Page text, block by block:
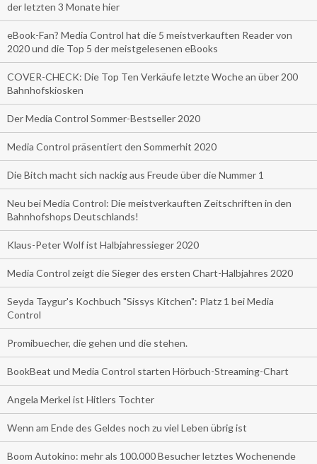
der letzten 3 Monate hier
eBook-Fan? Media Control hat die 5 meistverkauften Reader von
2020 und die Top 5 der meistgelesenen eBooks
COVER-CHECK: Die Top Ten Verkäufe letzte Woche an über 200
Bahnhofskiosken
Der Media Control Sommer-Bestseller 2020
Media Control präsentiert den Sommerhit 2020
Die Bitch macht sich nackig aus Freude über die Nummer 1
Neu bei Media Control: Die meistverkauften Zeitschriften in den
Bahnhofshops Deutschlands!
Klaus-Peter Wolf ist Halbjahressieger 2020
Media Control zeigt die Sieger des ersten Chart-Halbjahres 2020
Seyda Taygur's Kochbuch "Sissys Kitchen": Platz 1 bei Media
Control
Promibuecher, die gehen und die stehen.
BookBeat und Media Control starten Hörbuch-Streaming-Chart
Angela Merkel ist Hitlers Tochter
Wenn am Ende des Geldes noch zu viel Leben übrig ist
Boom Autokino: mehr als 100.000 Besucher letztes Wochenende